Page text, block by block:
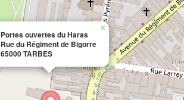
Portes ouvertes du Haras
Rue du Régiment de Bigorre
65000 TARBES
×